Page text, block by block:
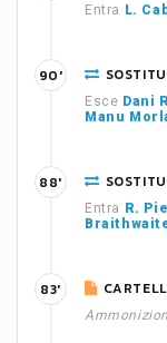
Entra L.
Esce Dani
Manu
90'
Entra R.
88'
83'